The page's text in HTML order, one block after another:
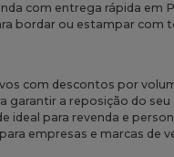
com entrega rápida em
bordar ou estampar com
com descontos por
garantir a reposição do
ideal para revenda e
empresas e marcas de